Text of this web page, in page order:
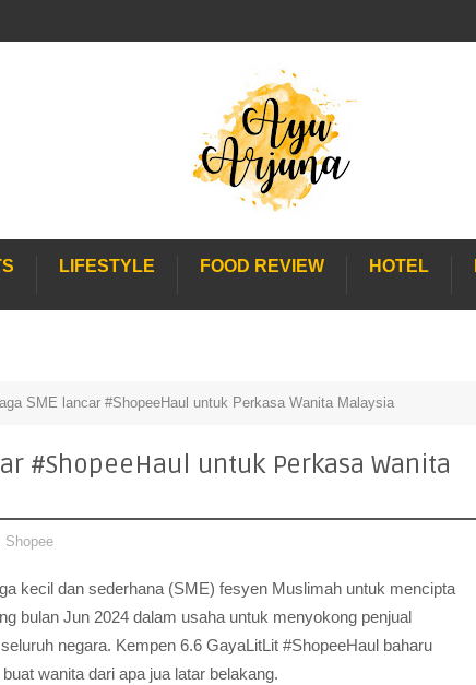
LIFESTYLE FOOD REVIEW HOTEL
SME lancar #ShopeeHaul untuk Perkasa Wanita Malaysia
#ShopeeHaul untuk Perkasa Wanita
Shopee
kecil dan sederhana (SME) fesyen Muslimah untuk mencipta
bulan Jun 2024 dalam usaha untuk menyokong penjual
negara. Kempen 6.6 GayaLitLit #ShopeeHaul baharu
wanita dari apa jua latar belakang.